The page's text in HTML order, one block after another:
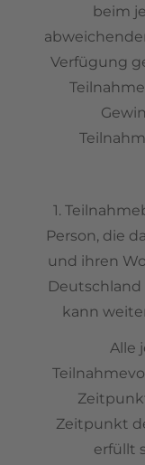
beim
Verfügung
1.
Person, die
und ihren
Deutschland
kann
Alle
Zeitpunkt
erfüllt